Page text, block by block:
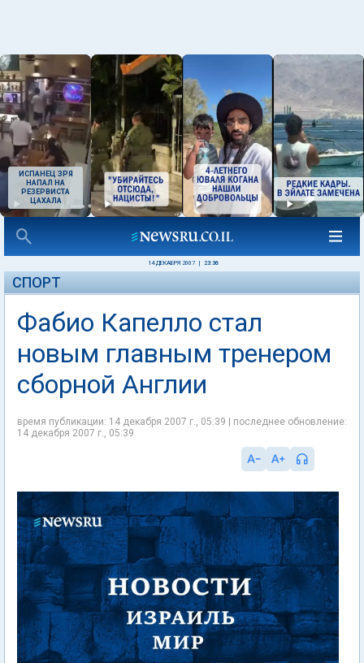
ИСПАНЕЦ ЗРЯ
НАПАЛ НА
РЕЗЕРВИСТА
ЦАХАЛА
14 ДЕКАБРЯ 2007 23:36
СПОРТ
Фабио Капелло стал
новым главным тренером
сборной Англии
время публикации: 14 декабря 2007 г., 05:39 | последнее обновление:
14 декабря 2007 г., 05:39